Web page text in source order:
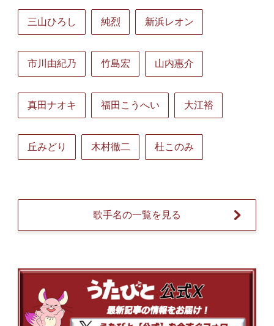
三山ひろし 純烈 新浜レオン
市川由紀乃 竹島宏 山内惠介
真田ナオキ 福田こうへい 大江裕
丘みどり 木村徹二 杜このみ
歌手名の一覧を見る